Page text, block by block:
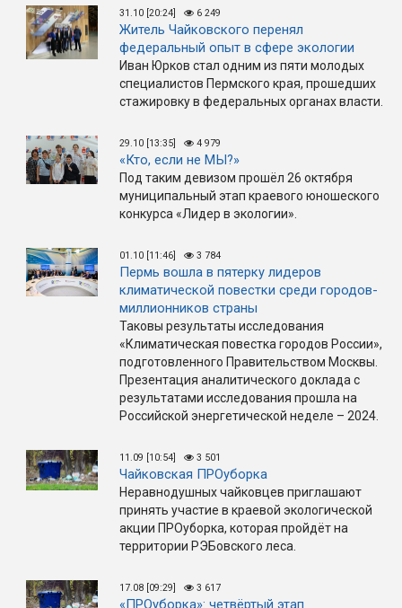
31.10 [20:24] 6 249
Житель Чайковского перенял
федеральный опыт в сфере экологии
Иван Юрков стал одним из пяти молодых
специалистов Пермского края, прошедших
стажировку в федеральных органах власти.
29.10 [13:35] 4 979
«Кто, если не МЫ?»
Под таким девизом прошёл 26 октября
муниципальный этап краевого юношеского
конкурса «Лидер в экологии».
01.10 [11:46] 3 784
Пермь вошла в пятерку лидеров
климатической повестки среди городов-
миллионников страны
Таковы результаты исследования
«Климатическая повестка городов России»,
подготовленного Правительством Москвы.
Презентация аналитического доклада с
результатами исследования прошла на
Российской энергетической неделе – 2024.
11.09 [10:54] 3 501
Чайковская ПРОуборка
Неравнодушных чайковцев приглашают
принять участие в краевой экологической
акции ПРОуборка, которая пройдёт на
территории РЭБовского леса.
17.08 [09:29] 3 617
«ПРОуборка»: четвёртый этап